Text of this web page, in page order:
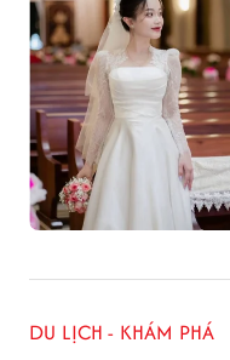
DU LỊCH - KHÁM PHÁ